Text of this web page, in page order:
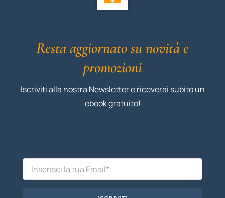
Resta aggiornato su novità e
promozioni
Iscriviti alla nostra Newsletter e riceverai subito un
ebook gratuito!